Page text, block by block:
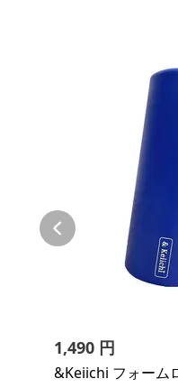
1,490 円
&Keiichi フォーム